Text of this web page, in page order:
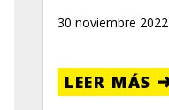
30 noviembre 2022
LEER MÁS